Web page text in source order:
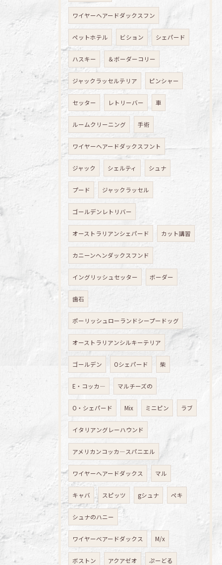
ワイヤーヘアードダックスフン
ペットホテル ビション シェパード
ハスキー ＆ボーダーコリー
ジャックラッセルテリア ピンシャー
セッター レトリーバー 車
ルームクリーニング 手術
ワイヤーヘアードダックスフント
ジャック シェルティ シュナ
プード ジャックラッセル
ゴールデンレトリバー
オーストラリアンシェパード カット講習
カニーンヘンダックスフンド
イングリッシュセッター ボーダー
歯石
ポーリッシュローランドシープードッグ
オーストラリアンシルキーテリア
ゴールデン Oシェパード 柴
E・コッカ― マルチーズの
O・シェパード Mix ミニピン ラブ
イタリアングレーハウンド
アメリカンコッカ―スパニエル
ワイヤーへアードダックス マル
キャバ スピッツ gシュナ ペキ
シュナのハニー
ワイヤーベアードダックス M/x
ボストン アクアゼオ ぷーどる